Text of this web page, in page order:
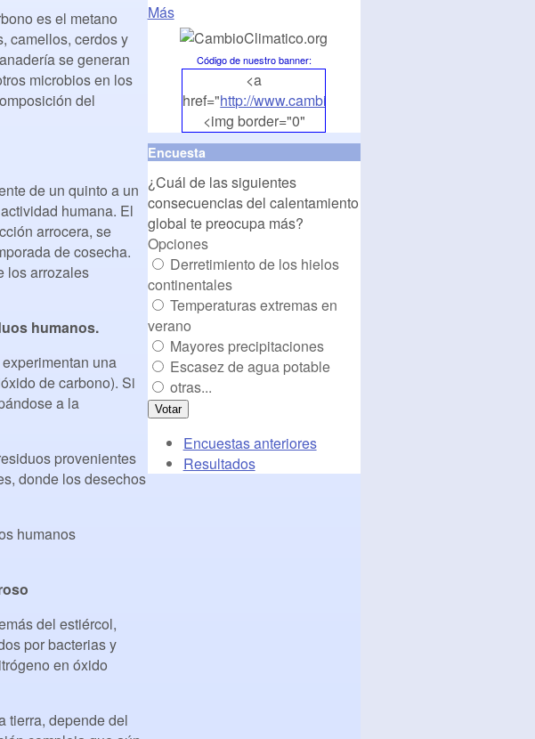
es el metano
camellos, cerdos y
se generan
microbios en los
del
de un quinto a un
humana. El
arrocera, se
de cosecha.
los arrozales
humanos.
una
de carbono). Si
a la
provenientes
donde los desechos
humanos
del estiércol,
por bacterias y
en óxido
tierra, depende del
Más
Código de nuestro banner:
<a
href="http://www.cambioclimatico.org
<img border="0"
align="middle"
src="http://www.cambioclimatico.org/banners/
alt="CambioClimatico.org"
/></a>
Encuesta
¿Cuál de las siguientes
consecuencias del calentamiento
global te preocupa más?
Opciones
Derretimiento de los hielos
continentales
Temperaturas extremas en
verano
Mayores precipitaciones
Escasez de agua potable
otras...
Encuestas anteriores
Resultados